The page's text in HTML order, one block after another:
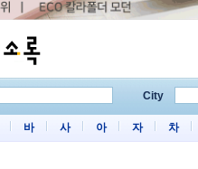
City
바 사 아 자 차